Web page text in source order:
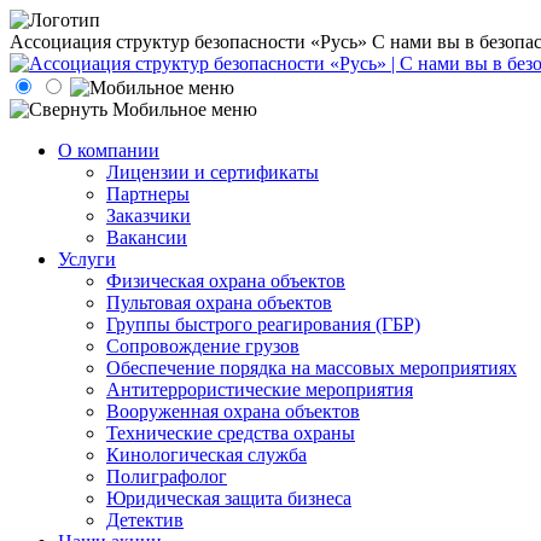
Ассоциация структур безопасности «Русь» С нами вы в
О компании
Лицензии и сертификаты
Партнеры
Заказчики
Вакансии
Услуги
Физическая охрана объектов
Пультовая охрана объектов
Группы быстрого реагирования (ГБР)
Сопровождение грузов
Обеспечение порядка на массовых мероприятиях
Антитеррористические мероприятия
Вооруженная охрана объектов
Технические средства охраны
Кинологическая служба
Полиграфолог
Юридическая защита бизнеса
Детектив